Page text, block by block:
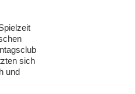
sich
und